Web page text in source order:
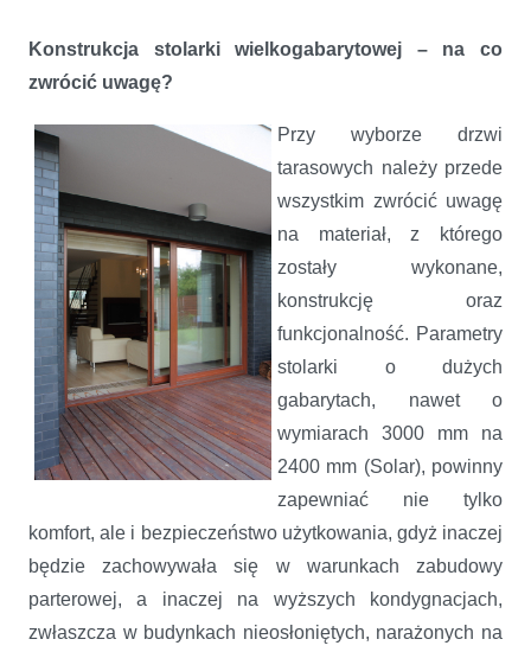
Więcej światła w Twoim domu
Konstrukcja stolarki wielkogabarytowej – na co
zwrócić uwagę?
Przy wyborze drzwi
tarasowych należy przede
wszystkim zwrócić uwagę
na materiał, z którego
zostały wykonane,
konstrukcję oraz
funkcjonalność. Parametry
stolarki o dużych
gabarytach, nawet o
wymiarach 3000 mm na
2400 mm (Solar), powinny
zapewniać nie tylko
komfort, ale i bezpieczeństwo użytkowania, gdyż inaczej
będzie zachowywała się w warunkach zabudowy
parterowej, a inaczej na wyższych kondygnacjach,
zwłaszcza w budynkach nieosłoniętych, narażonych na